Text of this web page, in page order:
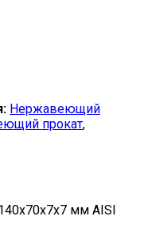
Нержавеющий
прокат,
мм AISI